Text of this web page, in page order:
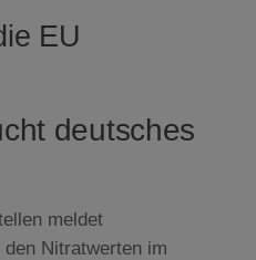
EU
deutsches
meldet
Nitratwerten im